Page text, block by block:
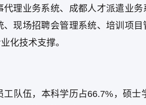
理业务系统、成都人才派遣业
现场招聘会管理系统、培训项
化技术支撑。
队伍，本科学历占66.7%，硕士